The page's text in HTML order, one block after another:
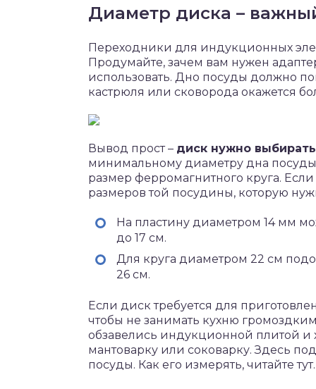
Диаметр диска –
Переходники для индукционных
Продумайте, зачем вам нужен
использовать. Дно посуды должно
кастрюля или сковорода окажется
Вывод прост – диск нужно
минимальному диаметру дна
размер ферромагнитного круга.
размеров той посудины, которую
На пластину диаметром 14 мм
до 17 см.
Для круга диаметром 22 см
26 см.
Если диск требуется для
чтобы не занимать кухню
обзавелись индукционной плитой и
мантоварку или соковарку. Здесь
посуды. Как его измерять, читайте тут.